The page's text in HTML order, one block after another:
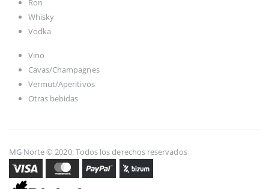
Ron
Whisky
Vodka
Vino
Cavas/Champagnes
Vermut/Aperitivos
Otras bebidas
MG Norte © 2020. Todos los derechos reservados